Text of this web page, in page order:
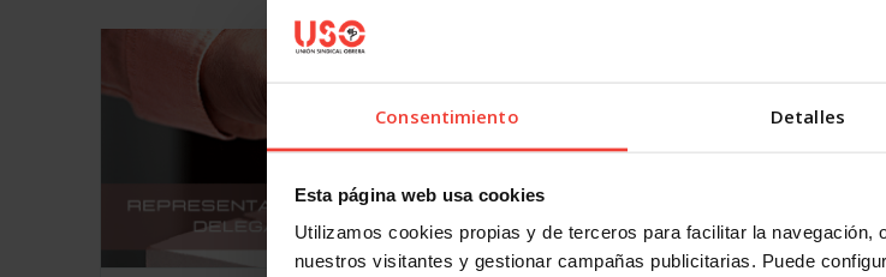
Consentimiento Detalles
Esta página web usa cookies
Utilizamos cookies propias y de terceros para facilitar la navegación,
nuestros visitantes y gestionar campañas publicitarias. Puede